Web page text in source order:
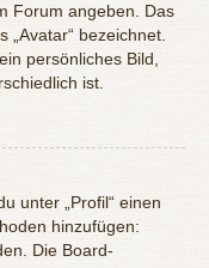
Forum angeben. Das
„Avatar“ bezeichnet.
persönliches Bild,
ist.
unter „Profil“ einen
hinzufügen:
Die Board-